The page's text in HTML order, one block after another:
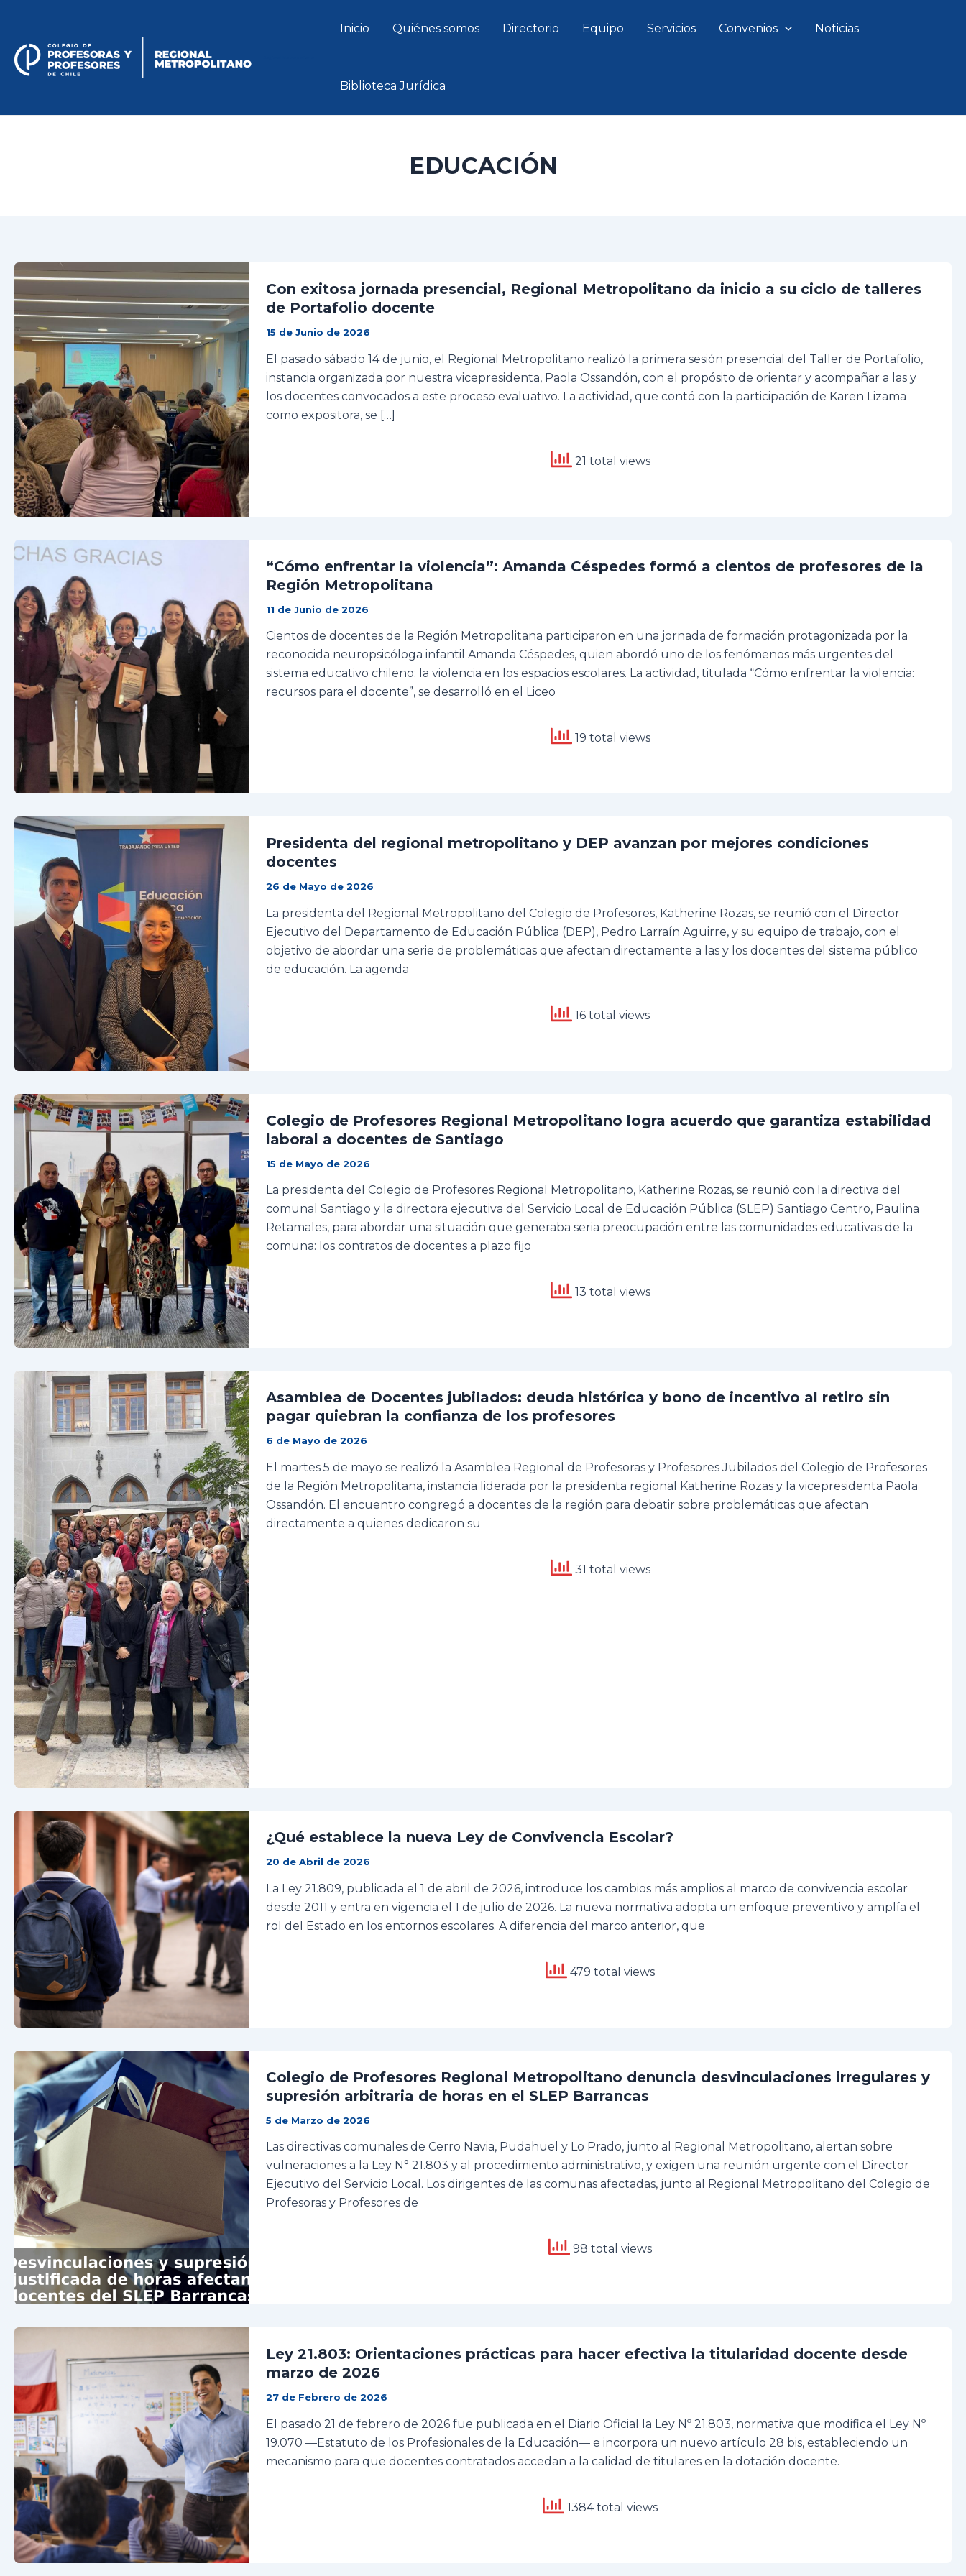
content
Inicio Quiénes somos Directorio Equipo Servicios Convenios Noticias
Biblioteca Jurídica
EDUCACIÓN
Con exitosa jornada presencial, Regional Metropolitano da inicio a su ciclo de talleres
de Portafolio docente
15 de Junio de 2026
El pasado sábado 14 de junio, el Regional Metropolitano realizó la primera sesión presencial del Taller de Portafolio,
instancia organizada por nuestra vicepresidenta, Paola Ossandón, con el propósito de orientar y acompañar a las y
los docentes convocados a este proceso evaluativo. La actividad, que contó con la participación de Karen Lizama
como expositora, se […]
21 total views
“Cómo enfrentar la violencia”: Amanda Céspedes formó a cientos de profesores de la
Región Metropolitana
11 de Junio de 2026
Cientos de docentes de la Región Metropolitana participaron en una jornada de formación protagonizada por la
reconocida neuropsicóloga infantil Amanda Céspedes, quien abordó uno de los fenómenos más urgentes del
sistema educativo chileno: la violencia en los espacios escolares. La actividad, titulada “Cómo enfrentar la violencia:
recursos para el docente”, se desarrolló en el Liceo
19 total views
Presidenta del regional metropolitano y DEP avanzan por mejores condiciones
docentes
26 de Mayo de 2026
La presidenta del Regional Metropolitano del Colegio de Profesores, Katherine Rozas, se reunió con el Director
Ejecutivo del Departamento de Educación Pública (DEP), Pedro Larraín Aguirre, y su equipo de trabajo, con el
objetivo de abordar una serie de problemáticas que afectan directamente a las y los docentes del sistema público
de educación. La agenda
16 total views
Colegio de Profesores Regional Metropolitano logra acuerdo que garantiza estabilidad
laboral a docentes de Santiago
15 de Mayo de 2026
La presidenta del Colegio de Profesores Regional Metropolitano, Katherine Rozas, se reunió con la directiva del
comunal Santiago y la directora ejecutiva del Servicio Local de Educación Pública (SLEP) Santiago Centro, Paulina
Retamales, para abordar una situación que generaba seria preocupación entre las comunidades educativas de la
comuna: los contratos de docentes a plazo fijo
13 total views
Asamblea de Docentes jubilados: deuda histórica y bono de incentivo al retiro sin
pagar quiebran la confianza de los profesores
6 de Mayo de 2026
El martes 5 de mayo se realizó la Asamblea Regional de Profesoras y Profesores Jubilados del Colegio de Profesores
de la Región Metropolitana, instancia liderada por la presidenta regional Katherine Rozas y la vicepresidenta Paola
Ossandón. El encuentro congregó a docentes de la región para debatir sobre problemáticas que afectan
directamente a quienes dedicaron su
31 total views
¿Qué establece la nueva Ley de Convivencia Escolar?
20 de Abril de 2026
La Ley 21.809, publicada el 1 de abril de 2026, introduce los cambios más amplios al marco de convivencia escolar
desde 2011 y entra en vigencia el 1 de julio de 2026. La nueva normativa adopta un enfoque preventivo y amplía el
rol del Estado en los entornos escolares. A diferencia del marco anterior, que
479 total views
Colegio de Profesores Regional Metropolitano denuncia desvinculaciones irregulares y
supresión arbitraria de horas en el SLEP Barrancas
5 de Marzo de 2026
Las directivas comunales de Cerro Navia, Pudahuel y Lo Prado, junto al Regional Metropolitano, alertan sobre
vulneraciones a la Ley N° 21.803 y al procedimiento administrativo, y exigen una reunión urgente con el Director
Ejecutivo del Servicio Local. Los dirigentes de las comunas afectadas, junto al Regional Metropolitano del Colegio de
Profesoras y Profesores de
98 total views
Ley 21.803: Orientaciones prácticas para hacer efectiva la titularidad docente desde
marzo de 2026
27 de Febrero de 2026
El pasado 21 de febrero de 2026 fue publicada en el Diario Oficial la Ley Nº 21.803, normativa que modifica el Ley Nº
19.070 —Estatuto de los Profesionales de la Educación— e incorpora un nuevo artículo 28 bis, estableciendo un
mecanismo para que docentes contratados accedan a la calidad de titulares en la dotación docente.
1384 total views